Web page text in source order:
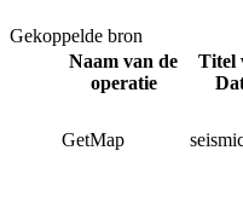
Gekoppelde bron
Naam van de
operatie
Titel
GetMap